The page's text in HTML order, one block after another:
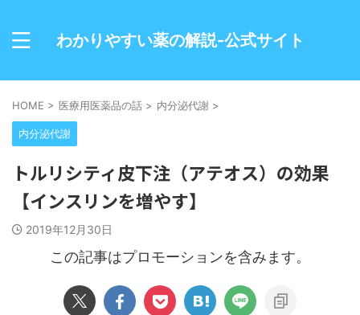
わかりやすい薬の解説-公式サイト
HOME > 医療用医薬品の話 > 内分泌代謝 >
内分泌代謝
トルリシティ皮下注（アテオス）の効果
【インスリンを増やす】
2019年12月30日
この記事はプロモーションを含みます。